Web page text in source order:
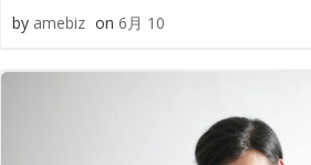
by amebiz on 6月 10